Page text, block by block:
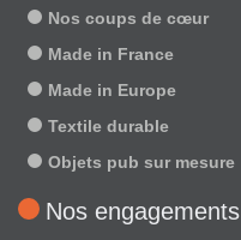
Nos coups de cœur
Made in France
Made in Europe
Textile durable
Objets pub sur mesure
Nos engagements